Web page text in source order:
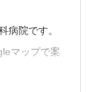
病院です。
マップで案
で「目的地